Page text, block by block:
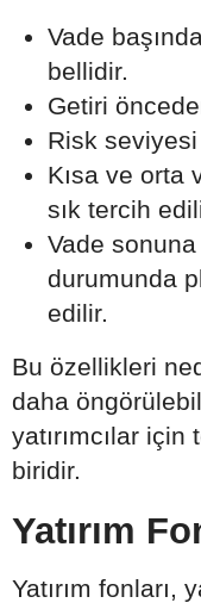
Vade
bellidir.
Getiri
Risk
Kısa ve orta
sık tercih
Vade
durumunda
edilir.
Bu özellikleri
daha
yatırımcılar
biridir.
Yatırım
Yatırım fonları,